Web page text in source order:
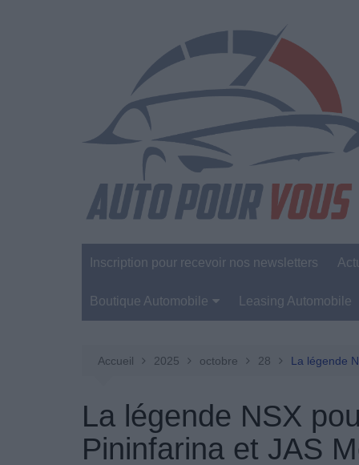
Inscription pour recevoir nos newsletters
Boutique Automobile
Entretien Automobile
Produits Boutique
Leasing Automobile
Accueil 2025 octobre 28 La légende
La légende NSX
Pininfarina et JAS